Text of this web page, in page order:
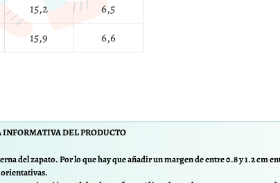
15,2
6,5
15,9 6,6
INFORMATIVA DEL PRODUCTO
del zapato. Por lo que hay que añadir un margen de entre 0.8 y 1.2 cm
orientativas.